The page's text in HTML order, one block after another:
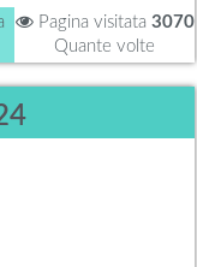
Pagina visitata 3070
Quante volte